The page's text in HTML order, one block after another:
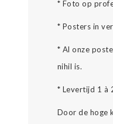
* Foto op
* Posters in
* Al onze
nihil is.
* Levertijd 1 à
Door de hoge